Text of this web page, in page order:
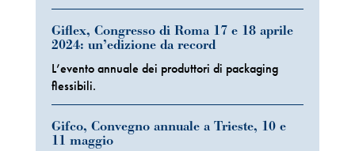
Giflex, Congresso di Roma 17 e 18 aprile
2024: un’edizione da record
L’evento annuale dei produttori di packaging
flessibili.
Gifco, Convegno annuale a Trieste, 10 e
11 maggio